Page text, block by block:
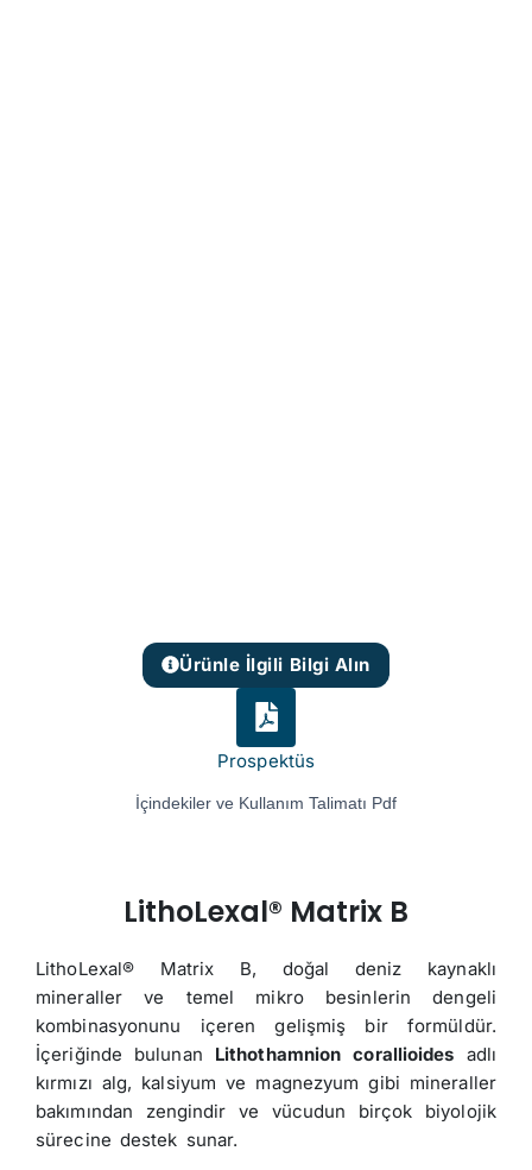
Ürünle İlgili Bilgi Alın
Prospektüs
İçindekiler ve Kullanım Talimatı Pdf
LithoLexal® Matrix B
LithoLexal® Matrix B, doğal deniz kaynaklı
mineraller ve temel mikro besinlerin dengeli
kombinasyonunu içeren gelişmiş bir formüldür.
İçeriğinde bulunan Lithothamnion corallioides adlı
kırmızı alg, kalsiyum ve magnezyum gibi mineraller
bakımından zengindir ve vücudun birçok biyolojik
sürecine destek sunar.